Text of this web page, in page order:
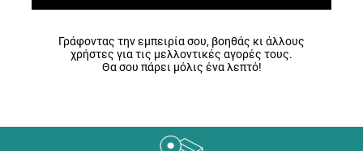
Γράφοντας την εμπειρία σου, βοηθάς κι άλλους
χρήστες για τις μελλοντικές αγορές τους.
Θα σου πάρει μόλις ένα λεπτό!